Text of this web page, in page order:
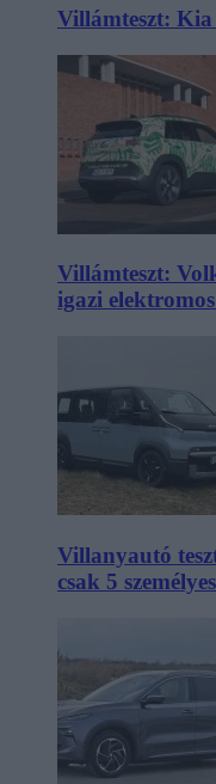
Villámteszt:
Villámteszt:
igazi
Villanyautó
csak 5